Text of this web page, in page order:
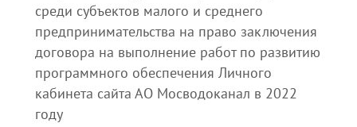
среди субъектов малого и среднего
предпринимательства на право заключения
договора на выполнение работ по развитию
программного обеспечения Личного
кабинета сайта АО Мосводоканал в 2022
году